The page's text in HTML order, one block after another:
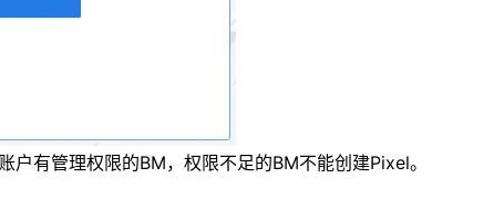
户有管理权限的BM，权限不足的BM不能创建Pixel。